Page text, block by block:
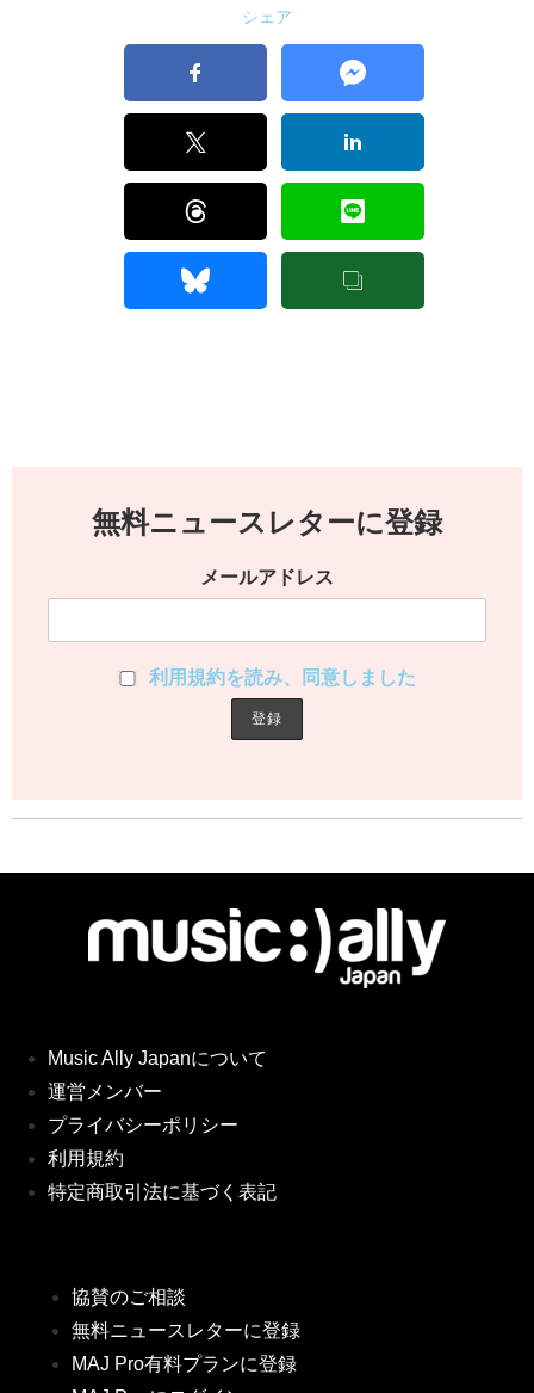
シェア
無料ニュースレターに登録
メールアドレス
利用規約を読み、同意しました
Music Ally Japanについて
運営メンバー
プライバシーポリシー
利用規約
特定商取引法に基づく表記
協賛のご相談
無料ニュースレターに登録
MAJ Pro有料プランに登録